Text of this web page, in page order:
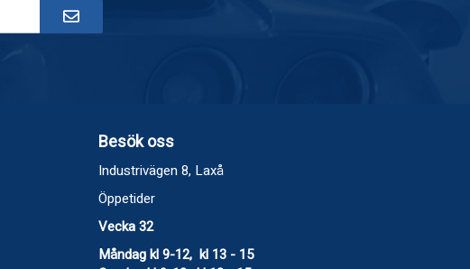
Besök oss
Industrivägen 8, Laxå
Öppetider
Vecka 32
Måndag kl 9-12, kl 13 - 15